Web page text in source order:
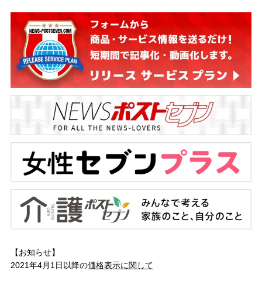
【お知らせ】
2021年4月1日以降の価格表示に関して